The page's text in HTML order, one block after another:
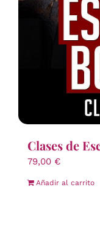
Clases de
79,00 €
Añadir al carrito